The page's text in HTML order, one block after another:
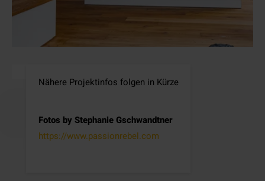
Nähere Projektinfos folgen in Kürze
Fotos by Stephanie Gschwandtner
https://www.passionrebel.com